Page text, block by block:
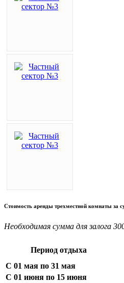
Стоимость аренды трехместной комнаты за
Необходимая сумма для залога
Период отдыха
С 01 мая по 31 мая
С 01 июня по 15 июня